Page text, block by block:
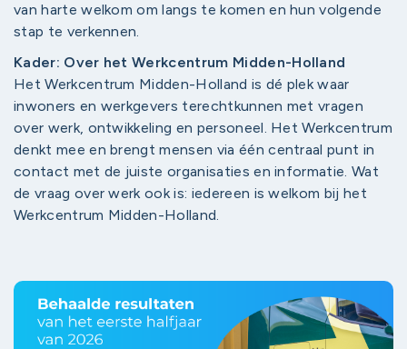
van harte welkom om langs te komen en hun volgende
stap te verkennen.
Kader: Over het Werkcentrum Midden-Holland
Het Werkcentrum Midden-Holland is dé plek waar
inwoners en werkgevers terechtkunnen met vragen
over werk, ontwikkeling en personeel. Het Werkcentrum
denkt mee en brengt mensen via één centraal punt in
contact met de juiste organisaties en informatie. Wat
de vraag over werk ook is: iedereen is welkom bij het
Werkcentrum Midden-Holland.